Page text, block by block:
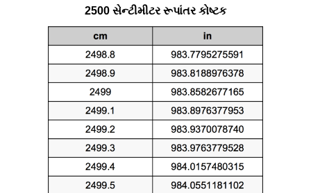
2500 સેન્ટીમીટર રૂપાંતર કોષ્ટક